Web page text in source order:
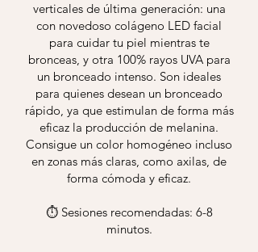
verticales de última generación: una
con novedoso colágeno LED facial
para cuidar tu piel mientras te
bronceas, y otra 100% rayos UVA para
un bronceado intenso. Son ideales
para quienes desean un bronceado
rápido, ya que estimulan de forma más
eficaz la producción de melanina.
Consigue un color homogéneo incluso
en zonas más claras, como axilas, de
forma cómoda y eficaz.
⏱️ Sesiones recomendadas: 6-8
minutos.